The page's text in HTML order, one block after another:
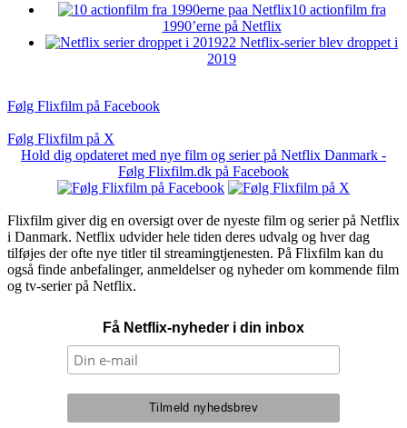
10 actionfilm fra
1990’erne på Netflix
22 Netflix-serier blev droppet i
2019
Følg Flixfilm på Facebook
Følg Flixfilm på X
Hold dig opdateret med nye film og serier på Netflix Danmark -
Følg Flixfilm.dk på Facebook
Flixfilm giver dig en oversigt over de nyeste film og serier på Netflix
i Danmark. Netflix udvider hele tiden deres udvalg og hver dag
tilføjes der ofte nye titler til streamingtjenesten. På Flixfilm kan du
også finde anbefalinger, anmeldelser og nyheder om kommende film
og tv-serier på Netflix.
Få Netflix-nyheder i din inbox